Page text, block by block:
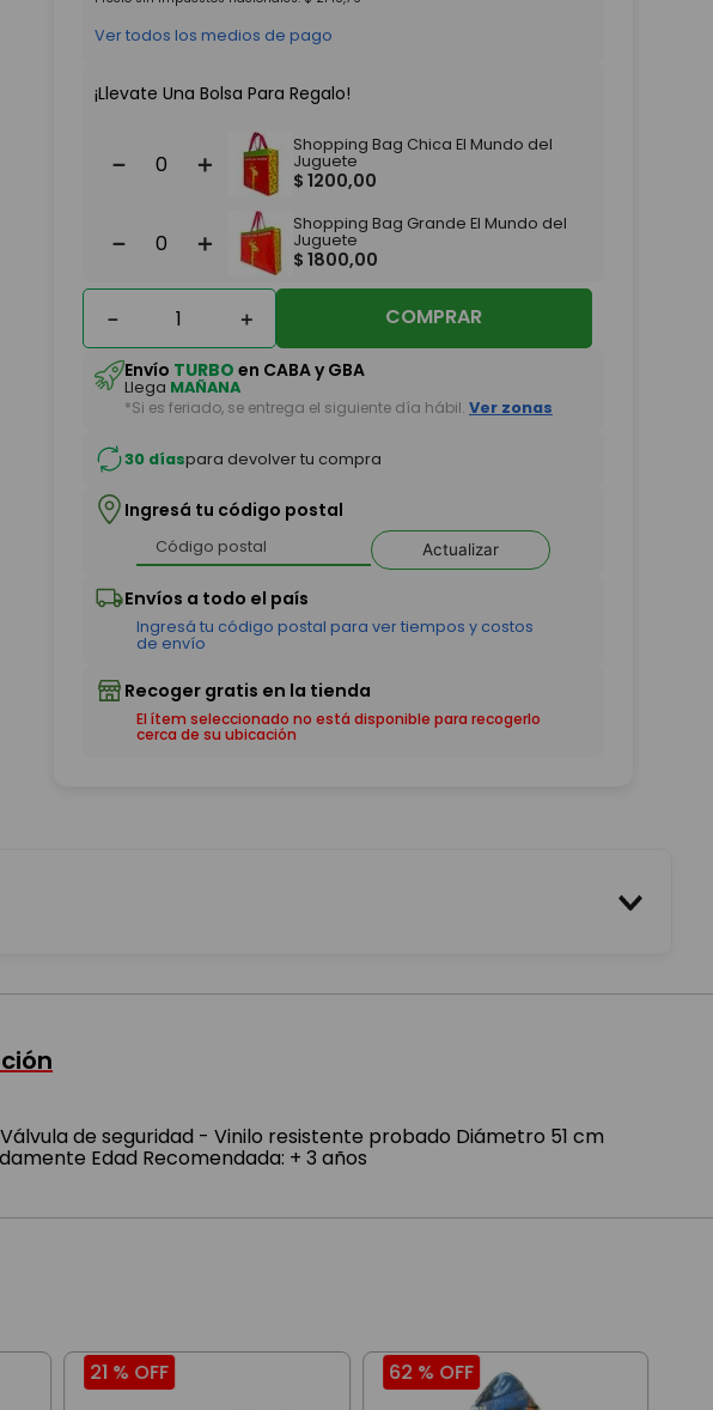
Ver todos los medios de pago
¡Llevate Una Bolsa Para Regalo!
＋
－
Shopping Bag Chica El Mundo del
Juguete
$ 1200,00
＋
－
Shopping Bag Grande El Mundo del
Juguete
$ 1800,00
＋
－ COMPRAR
Envío TURBO en CABA y GBA
Llega MAÑANA
*Si es feriado, se entrega el siguiente día hábil. Ver zonas
30 díaspara devolver tu compra
Ingresá tu código postal
Actualizar
El ítem seleccionado no está disponible para recogerlo
cerca de su ubicación
de seguridad - Vinilo resistente probado Diámetro 51 cm
Edad Recomendada: + 3 años
21 % OFF 62 % OFF